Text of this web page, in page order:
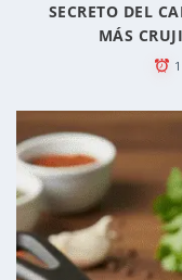
SECRETO DEL
MÁS